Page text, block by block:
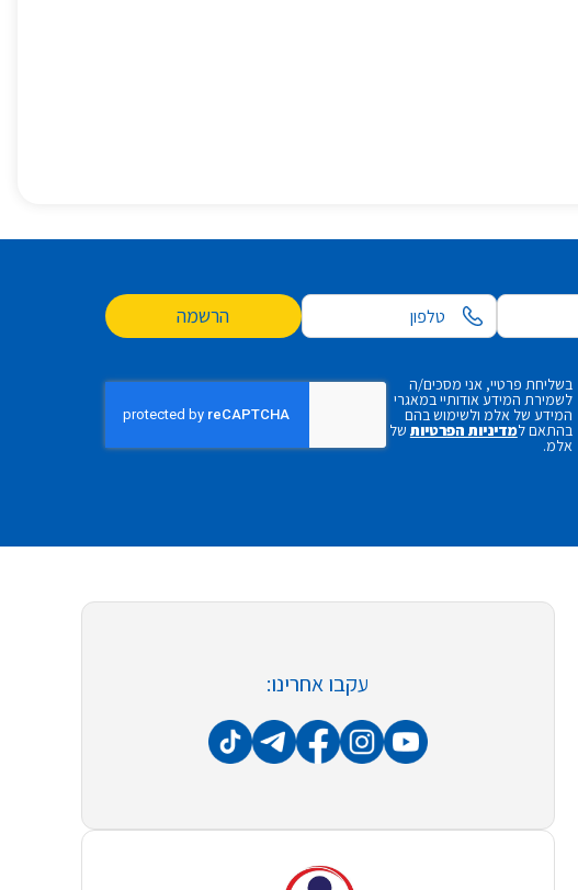
הרשמה
בשליחת פרטיי, אני מסכים/ה
לשמירת המידע אודותיי במאגרי
המידע של אלמ ולשימוש בהם
בהתאם למדיניות הפרטיות של
אלמ.
עקבו אחרינו: